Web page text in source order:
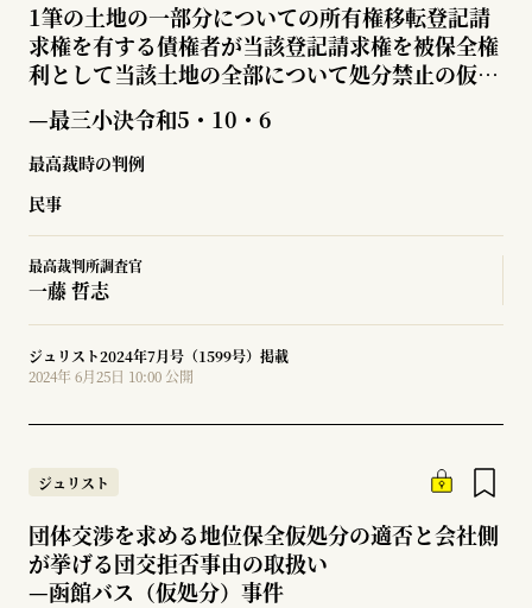
1筆の土地の一部分についての所有権移転登記請
求権を有する債権者が当該登記請求権を被保全権
利として当該土地の全部について処分禁止の仮処
分命令の申立てをした場合における保全の必要性
の有無
—最三小決令和5・10・6
最高裁時の判例
民事
最高裁判所調査官
一藤 哲志
ジュリスト2024年7月号（1599号）掲載
2024年 6月25日 10:00 公開
ジュリスト
団体交渉を求める地位保全仮処分の適否と会社側
が挙げる団交拒否事由の取扱い
—函館バス（仮処分）事件